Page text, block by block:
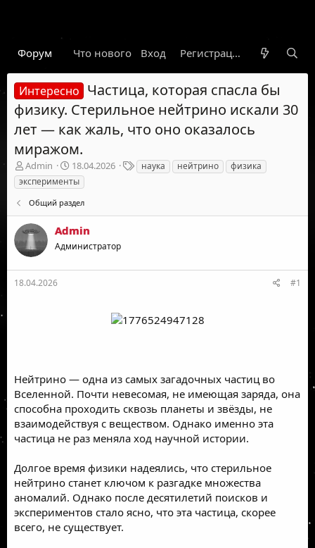
Форум Что нового Гарант Новости
Вход Регистрация
Интересно Частица, которая спасла бы
физику. Стерильное нейтрино искали 30
лет — как жаль, что оно оказалось
миражом.
А
в
т
о
р
т
е
м
Admin
Д
а
т
а
н
а
а
18.04.2026
Т
е
наука нейтрино
физика
эксперименты
Общий раздел
Admin
Администратор
18.04.2026 #1
Нейтрино — одна из самых загадочных частиц во
Вселенной. Почти невесомая, не имеющая заряда, она
способна проходить сквозь планеты и звёзды, не
взаимодействуя с веществом. Однако именно эта
частица не раз меняла ход научной истории.
Долгое время физики надеялись, что стерильное
нейтрино станет ключом к разгадке множества
аномалий. Однако после десятилетий поисков и
экспериментов стало ясно, что эта частица, скорее
всего, не существует.